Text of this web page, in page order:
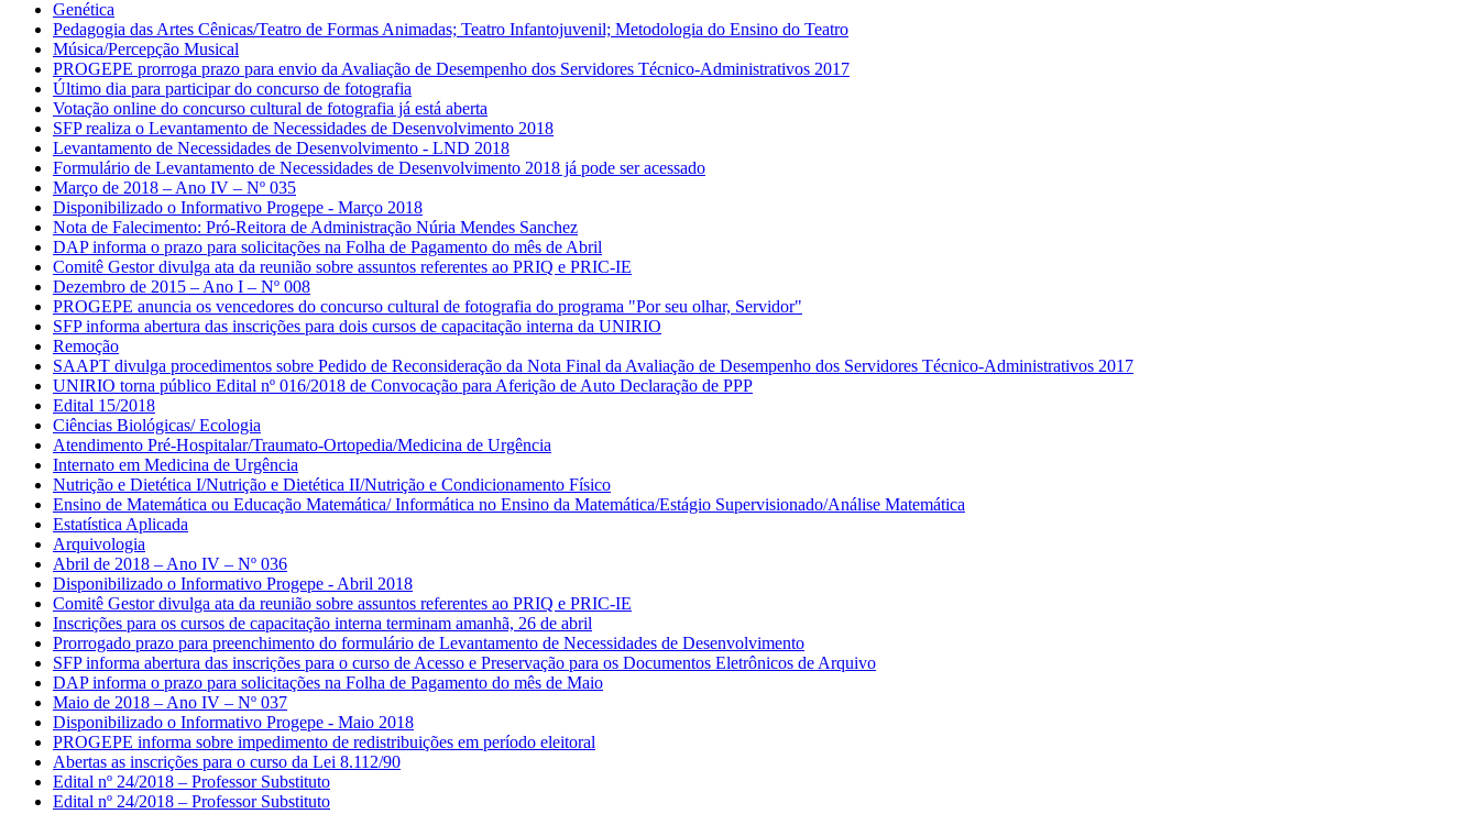
Genética
Pedagogia das Artes Cênicas/Teatro de Formas Animadas; Teatro Infantojuvenil; Metodologia do Ensino do Teatro
Música/Percepção Musical
PROGEPE prorroga prazo para envio da Avaliação de Desempenho dos Servidores Técnico-Administrativos 2017
Último dia para participar do concurso de fotografia
Votação online do concurso cultural de fotografia já está aberta
SFP realiza o Levantamento de Necessidades de Desenvolvimento 2018
Levantamento de Necessidades de Desenvolvimento - LND 2018
Formulário de Levantamento de Necessidades de Desenvolvimento 2018 já pode ser acessado
Março de 2018 – Ano IV – Nº 035
Disponibilizado o Informativo Progepe - Março 2018
Nota de Falecimento: Pró-Reitora de Administração Núria Mendes Sanchez
DAP informa o prazo para solicitações na Folha de Pagamento do mês de Abril
Comitê Gestor divulga ata da reunião sobre assuntos referentes ao PRIQ e PRIC-IE
Dezembro de 2015 – Ano I – Nº 008
PROGEPE anuncia os vencedores do concurso cultural de fotografia do programa "Por seu olhar, Servidor"
SFP informa abertura das inscrições para dois cursos de capacitação interna da UNIRIO
Remoção
SAAPT divulga procedimentos sobre Pedido de Reconsideração da Nota Final da Avaliação de Desempenho dos Servidores Técnico-Administrativos 2017
UNIRIO torna público Edital nº 016/2018 de Convocação para Aferição de Auto Declaração de PPP
Edital 15/2018
Ciências Biológicas/ Ecologia
Atendimento Pré-Hospitalar/Traumato-Ortopedia/Medicina de Urgência
Internato em Medicina de Urgência
Nutrição e Dietética I/Nutrição e Dietética II/Nutrição e Condicionamento Físico
Ensino de Matemática ou Educação Matemática/ Informática no Ensino da Matemática/Estágio Supervisionado/Análise Matemática
Estatística Aplicada
Arquivologia
Abril de 2018 – Ano IV – Nº 036
Disponibilizado o Informativo Progepe - Abril 2018
Comitê Gestor divulga ata da reunião sobre assuntos referentes ao PRIQ e PRIC-IE
Inscrições para os cursos de capacitação interna terminam amanhã, 26 de abril
Prorrogado prazo para preenchimento do formulário de Levantamento de Necessidades de Desenvolvimento
SFP informa abertura das inscrições para o curso de Acesso e Preservação para os Documentos Eletrônicos de Arquivo
DAP informa o prazo para solicitações na Folha de Pagamento do mês de Maio
Maio de 2018 – Ano IV – Nº 037
Disponibilizado o Informativo Progepe - Maio 2018
PROGEPE informa sobre impedimento de redistribuições em período eleitoral
Abertas as inscrições para o curso da Lei 8.112/90
Edital nº 24/2018 – Professor Substituto
Edital nº 24/2018 – Professor Substituto